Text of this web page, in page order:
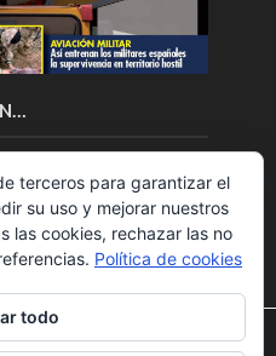
la mejor experiencia en
terceros para garantizar el
su uso y mejorar nuestros
las cookies, rechazar las no
Política de cookies
todo